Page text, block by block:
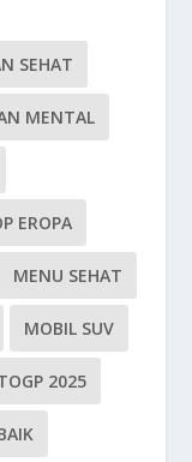
SEHAT
MENTAL
EROPA
MENU SEHAT
MOBIL SUV
2025